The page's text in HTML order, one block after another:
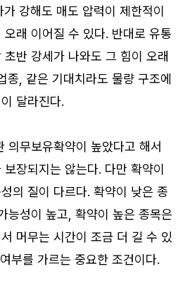
강해도 매도 압력이 제한적이
래 이어질 수 있다. 반대로 유통
반 강세가 나와도 그 힘이 오래
종, 같은 기대치라도 물량 구조에
달라진다.
무보유확약이 높았다고 해서
장되지는 않는다. 다만 확약이
의 질이 다르다. 확약이 낮은 종
능성이 높고, 확약이 높은 종목은
머무는 시간이 조금 더 길 수 있
부를 가르는 중요한 조건이다.